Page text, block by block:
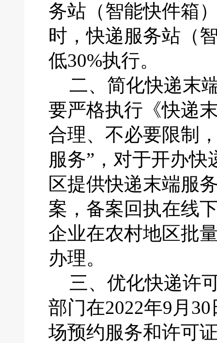
务站（智能快件箱
时，快递服务站（
低30%执行。
二、 简化快递末
要严格执行《快递
合理、不必要限制
服务”，对于开办
区提供快递末端服
案，备案回执在线
企业在农村地区批
办理。
三、 优化快递许
部门在2022年9月
场预约服务和许可